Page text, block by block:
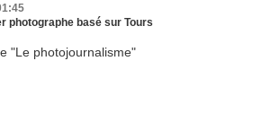
photographe basé sur Tours